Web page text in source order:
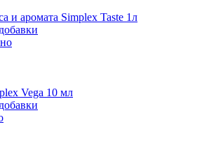
и аромата Simplex Taste 1л
Vega 10 мл